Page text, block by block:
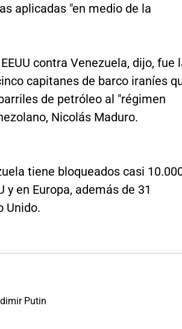
aplicadas "en medio de la
contra Venezuela, dijo, fue
capitanes de barco iraníes
de petróleo al "régimen
Nicolás Maduro.
tiene bloqueados casi
y en Europa, además de 31
Unido.
Putin